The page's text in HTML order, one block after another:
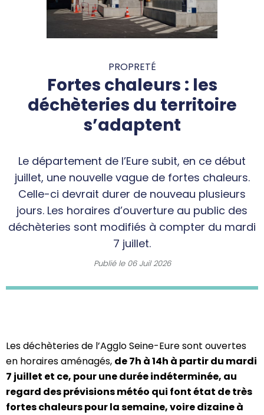
PROPRETÉ
Fortes chaleurs : les
déchèteries du territoire
s’adaptent
Le département de l’Eure subit, en ce début
juillet, une nouvelle vague de fortes chaleurs.
Celle-ci devrait durer de nouveau plusieurs
jours. Les horaires d’ouverture au public des
déchèteries sont modifiés à compter du mardi
7 juillet.
Publié le 06 Juil 2026
Les déchèteries de l’Agglo Seine-Eure sont ouvertes
en horaires aménagés, de 7h à 14h à partir du mardi
7 juillet et ce, pour une durée indéterminée, au
regard des prévisions météo qui font état de très
fortes chaleurs pour la semaine, voire dizaine à